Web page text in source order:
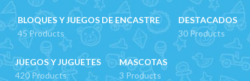
BLOQUES Y JUEGOS DE ENCASTRE
45 Products
DESTACADOS
30 Products
JUEGOS Y JUGUETES
420 Products
MASCOTAS
3 Products